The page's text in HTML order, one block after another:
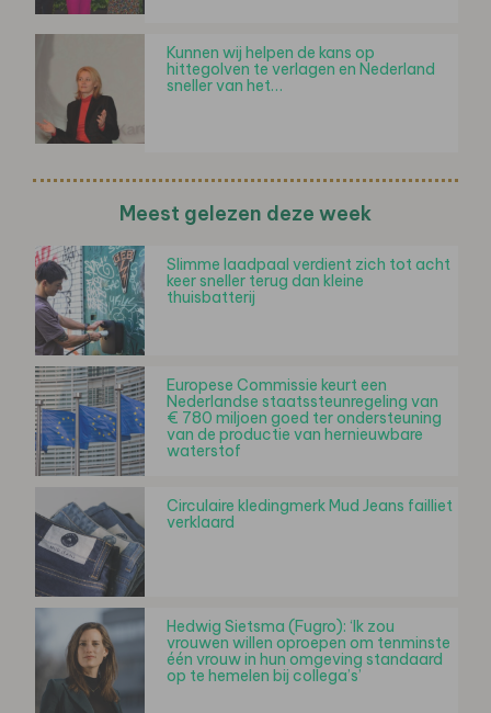
Kunnen wij helpen de kans op
hittegolven te verlagen en Nederland
sneller van het…
Meest gelezen deze week
Slimme laadpaal verdient zich tot acht
keer sneller terug dan kleine
thuisbatterij
Europese Commissie keurt een
Nederlandse staatssteunregeling van
€ 780 miljoen goed ter ondersteuning
van de productie van hernieuwbare
waterstof
Circulaire kledingmerk Mud Jeans failliet
verklaard
Hedwig Sietsma (Fugro): ‘Ik zou
vrouwen willen oproepen om tenminste
één vrouw in hun omgeving standaard
op te hemelen bij collega’s’